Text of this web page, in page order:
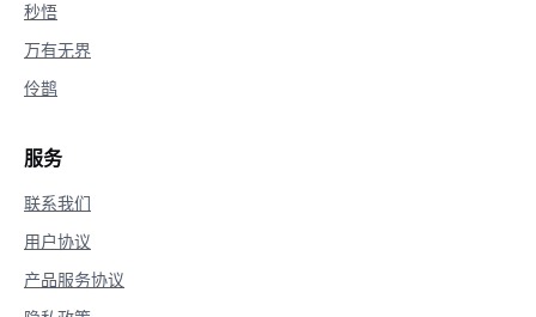
秒悟
万有无界
伶鹊
服务
联系我们
用户协议
产品服务协议